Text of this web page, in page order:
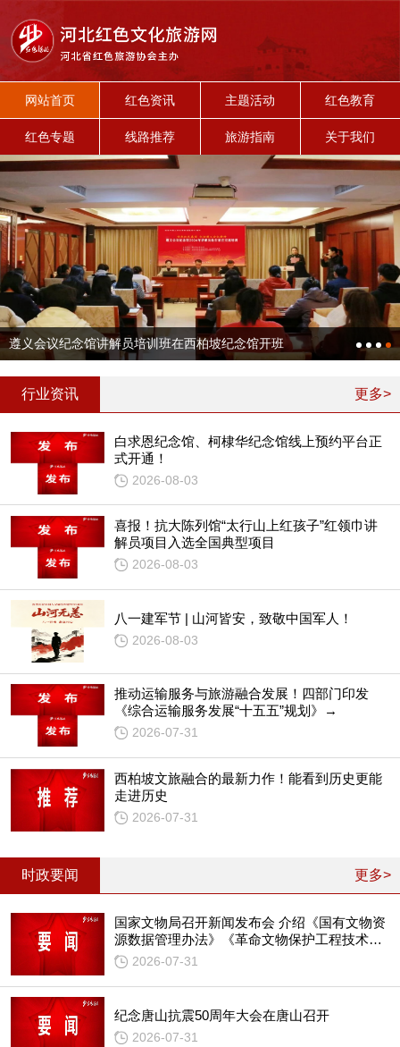
网站首页 红色资讯 主题活动 红色教育
红色专题 线路推荐 旅游指南 关于我们
遵义会议纪念馆讲解员培训班在西柏坡纪念馆开班
行业资讯 更多>
白求恩纪念馆、柯棣华纪念馆线上预约平台正
式开通！
2026-08-03
喜报！抗大陈列馆“太行山上红孩子”红领巾讲
解员项目入选全国典型项目
2026-08-03
八一建军节 | 山河皆安，致敬中国军人！
2026-08-03
推动运输服务与旅游融合发展！四部门印发
《综合运输服务发展“十五五”规划》→
2026-07-31
西柏坡文旅融合的最新力作！能看到历史更能
走进历史
2026-07-31
时政要闻 更多>
国家文物局召开新闻发布会 介绍《国有文物资
源数据管理办法》《革命文物保护工程技术导
则》等情况
2026-07-31
纪念唐山抗震50周年大会在唐山召开
2026-07-31